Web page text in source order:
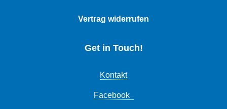
Vertrag widerrufen
Get in Touch!
Kontakt
Facebook